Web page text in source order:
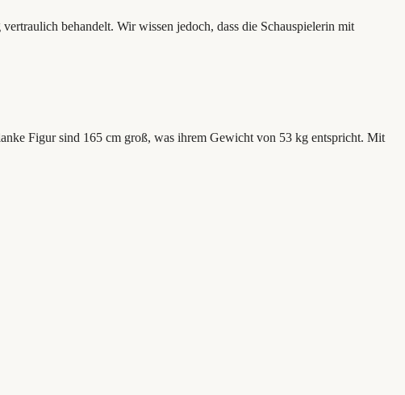
behandelt. Wir wissen jedoch, dass die Schauspielerin mit
Figur sind 165 cm groß, was ihrem Gewicht von 53 kg entspricht. Mit